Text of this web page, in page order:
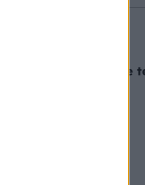
ha fogyni akar
egy pohár vizbe